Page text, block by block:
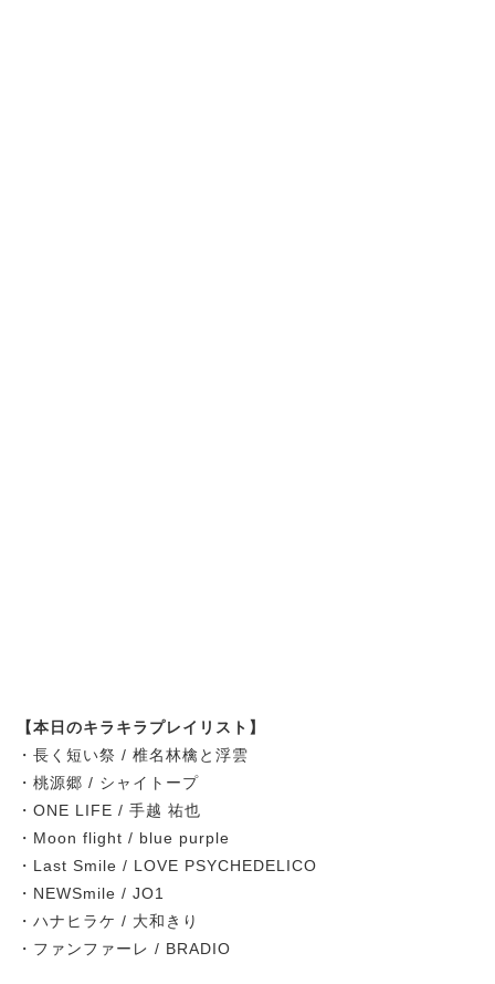
【本日のキラキラプレイリスト】
・長く短い祭 / 椎名林檎と浮雲
・桃源郷 / シャイトープ
・ONE LIFE / 手越 祐也
・Moon flight / blue purple
・Last Smile / LOVE PSYCHEDELICO
・NEWSmile / JO1
・ハナヒラケ / 大和きり
・ファンファーレ / BRADIO